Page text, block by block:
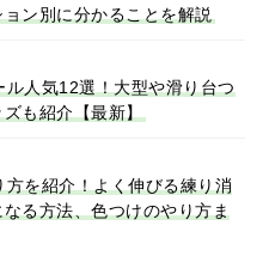
ン別に分かることを解説
ル人気12選！大型や滑り台つ
も紹介【最新】
方を紹介！よく伸びる練り消
る方法、色つけのやり方ま